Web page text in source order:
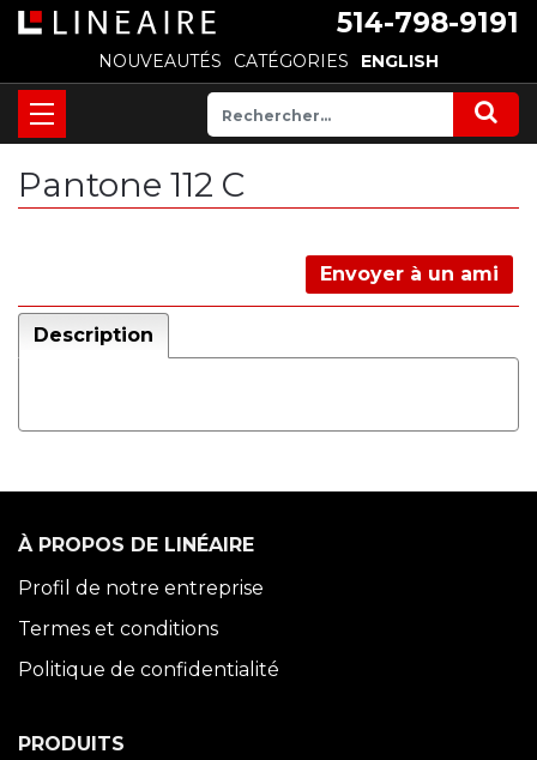
514-798-9191
NOUVEAUTÉS CATÉGORIES ENGLISH
Pantone 112 C
Envoyer à un ami
Description
À PROPOS DE LINÉAIRE
Profil de notre entreprise
Termes et conditions
Politique de confidentialité
PRODUITS